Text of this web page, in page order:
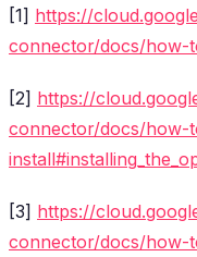
[1] https://
connector/docs/how-
[2] https://
connector/docs/how-
[3] https://
connector/docs/how-